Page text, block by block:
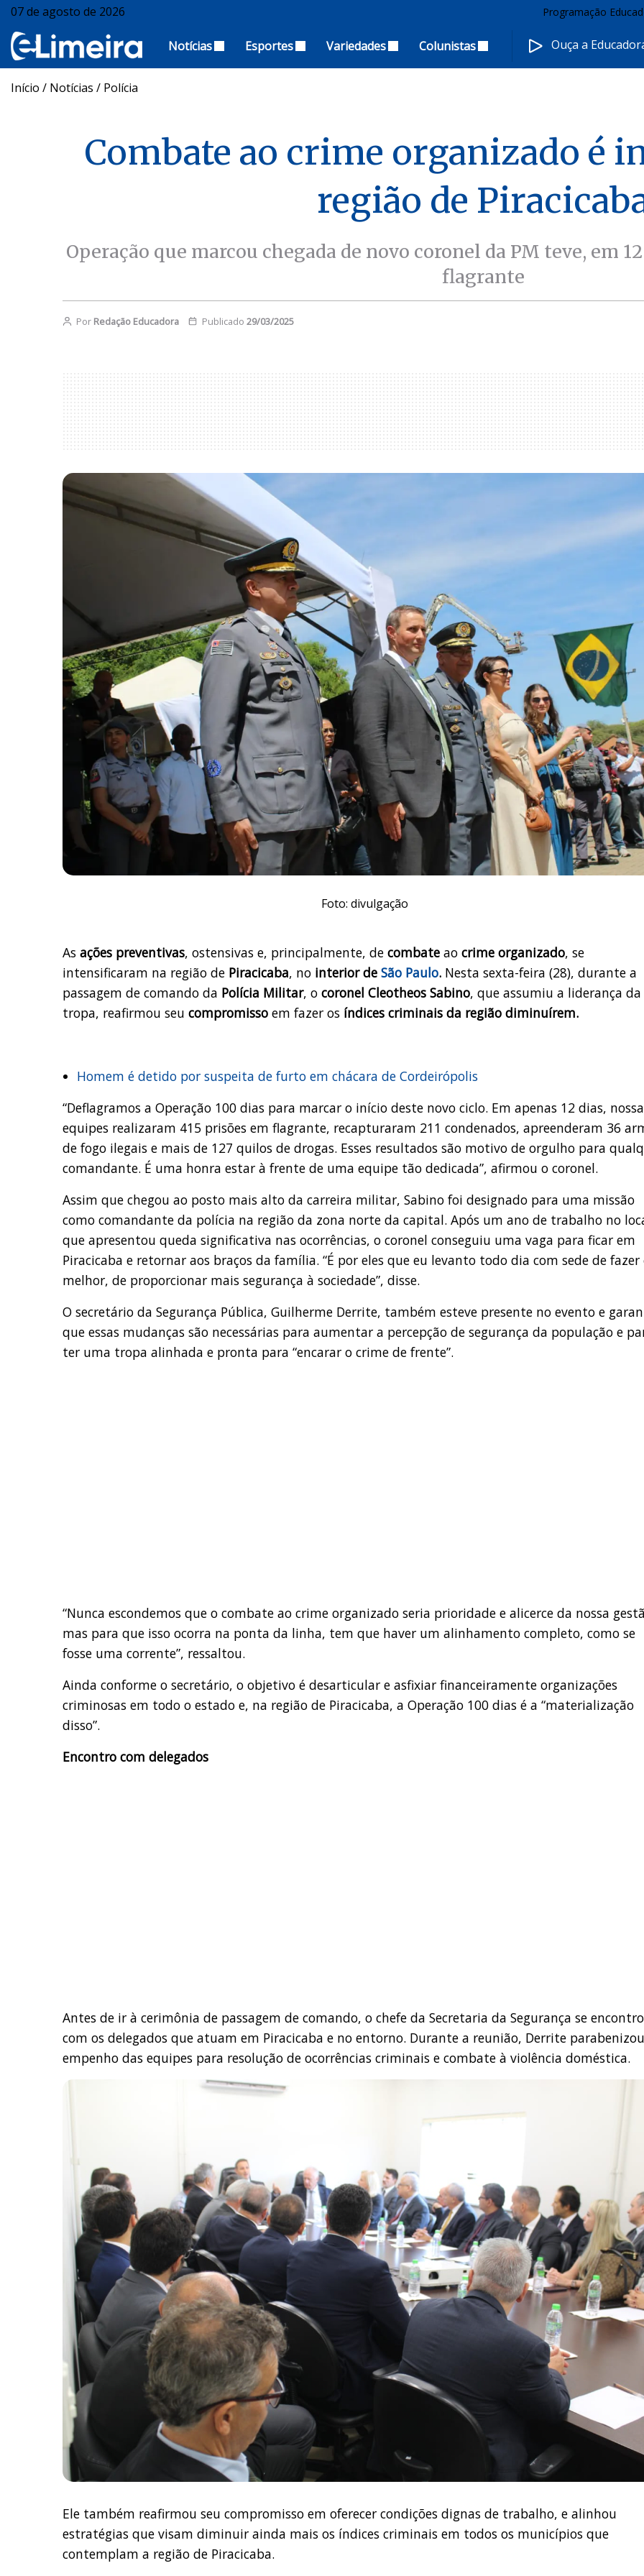
07 de agosto de 2026 Programação
Notícias Esportes Variedades Colunistas Ouça a
Início / Notícias / Polícia
Combate ao crime organizado é
região de
Operação que marcou chegada de novo coronel da PM teve, em
flagrante
Por Redação Educadora Publicado 29/03/2025
Foto: divulgação
As ações preventivas, ostensivas e, principalmente, de combate ao crime organizado, se
intensificaram na região de Piracicaba, no interior de São Paulo. Nesta sexta-feira (28), durante a
passagem de comando da Polícia Militar, o coronel Cleotheos Sabino, que assumiu a liderança da
tropa, reafirmou seu compromisso em fazer os índices criminais da região diminuírem.
Homem é detido por suspeita de furto em chácara de Cordeirópolis
“Deflagramos a Operação 100 dias para marcar o início deste novo ciclo. Em apenas 12 dias,
equipes realizaram 415 prisões em flagrante, recapturaram 211 condenados, apreenderam 36
de fogo ilegais e mais de 127 quilos de drogas. Esses resultados são motivo de orgulho para
comandante. É uma honra estar à frente de uma equipe tão dedicada”, afirmou o coronel.
Assim que chegou ao posto mais alto da carreira militar, Sabino foi designado para uma missão
como comandante da polícia na região da zona norte da capital. Após um ano de trabalho no
que apresentou queda significativa nas ocorrências, o coronel conseguiu uma vaga para ficar em
Piracicaba e retornar aos braços da família. “É por eles que eu levanto todo dia com sede de fazer
melhor, de proporcionar mais segurança à sociedade”, disse.
O secretário da Segurança Pública, Guilherme Derrite, também esteve presente no evento e
que essas mudanças são necessárias para aumentar a percepção de segurança da população e
ter uma tropa alinhada e pronta para “encarar o crime de frente”.
“Nunca escondemos que o combate ao crime organizado seria prioridade e alicerce da nossa
mas para que isso ocorra na ponta da linha, tem que haver um alinhamento completo, como se
fosse uma corrente”, ressaltou.
Ainda conforme o secretário, o objetivo é desarticular e asfixiar financeiramente organizações
criminosas em todo o estado e, na região de Piracicaba, a Operação 100 dias é a “materialização
disso”.
Encontro com delegados
Antes de ir à cerimônia de passagem de comando, o chefe da Secretaria da Segurança se
com os delegados que atuam em Piracicaba e no entorno. Durante a reunião, Derrite
empenho das equipes para resolução de ocorrências criminais e combate à violência doméstica.
Ele também reafirmou seu compromisso em oferecer condições dignas de trabalho, e alinhou
estratégias que visam diminuir ainda mais os índices criminais em todos os municípios que
contemplam a região de Piracicaba.